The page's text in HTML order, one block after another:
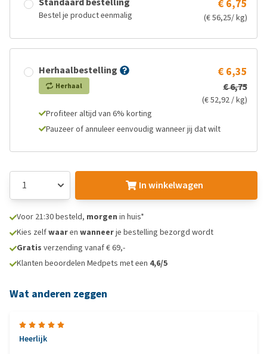
Bestel je product eenmalig
€ 6,75
(€ 56,25/ kg)
Herhaalbestelling
Herhaal
€ 6,35
€ 6,75
(€ 52,92 / kg)
Profiteer altijd van 6% korting
Pauzeer of annuleer eenvoudig wanneer jij dat wilt
In winkelwagen
Voor 21:30 besteld, morgen in huis*
Kies zelfwaaren wanneerje bestelling bezorgd wordt
Gratis verzending vanaf € 69,-
Klanten beoordelen Medpets met een 4,6/5
Wat anderen zeggen
Heerlijk